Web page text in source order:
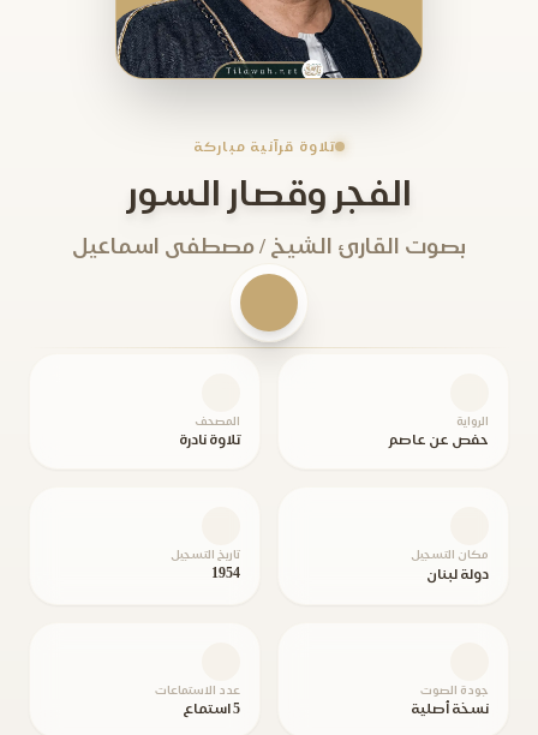
تلاوة قرآنية مباركة
الفجر وقصار السور
بصوت القارئ الشيخ / مصطفى اسماعيل
الرواية
حفص عن عاصم
المصحف
تلاوة نادرة
مكان التسجيل
دولة لبنان
تاريخ التسجيل
1954
جودة الصوت
نسخة أصلية
عدد الاستماعات
5 استماع